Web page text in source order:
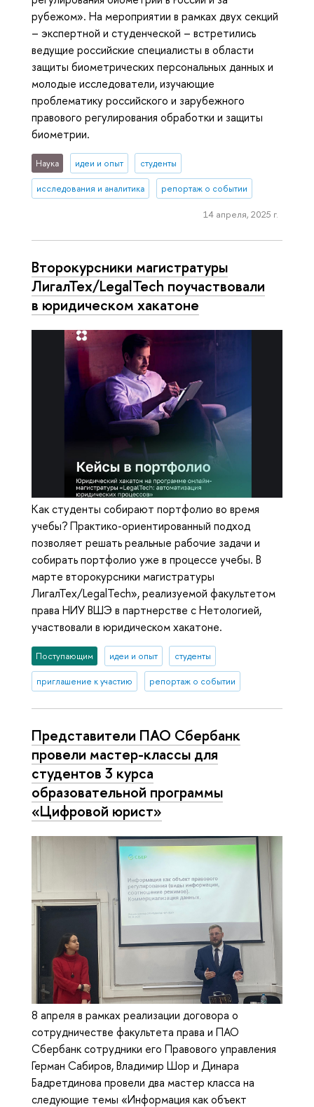
рубежом». На мероприятии в рамках двух секций
– экспертной и студенческой – встретились
ведущие российские специалисты в области
защиты биометрических персональных данных и
молодые исследователи, изучающие
проблематику российского и зарубежного
правового регулирования обработки и защиты
биометрии.
Наука идеи и опыт студенты
исследования и аналитика репортаж о событии
14 апреля, 2025 г.
Второкурсники магистратуры
ЛигалТех/LegalTech поучаствовали
в юридическом хакатоне
Как студенты собирают портфолио во время
учебы? Практико-ориентированный подход
позволяет решать реальные рабочие задачи и
собирать портфолио уже в процессе учебы. В
марте второкурсники магистратуры
ЛигалТех/LegalTech», реализуемой факультетом
права НИУ ВШЭ в партнерстве с Нетологией,
участвовали в юридическом хакатоне.
Поступающим идеи и опыт студенты
приглашение к участию репортаж о событии
Представители ПАО Сбербанк
провели мастер-классы для
студентов 3 курса
образовательной программы
«Цифровой юрист»
8 апреля в рамках реализации договора о
сотрудничестве факультета права и ПАО
Сбербанк сотрудники его Правового управления
Герман Сабиров, Владимир Шор и Динара
Бадретдинова провели два мастер класса на
следующие темы «Информация как объект